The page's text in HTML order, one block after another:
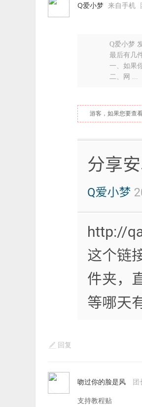
Q爱小梦 来自手机
Q爱小梦
最后有几
一、如果
二、网 ...
游客，如果您要查
回复
吻过你的脸是风 团
支持教程贴